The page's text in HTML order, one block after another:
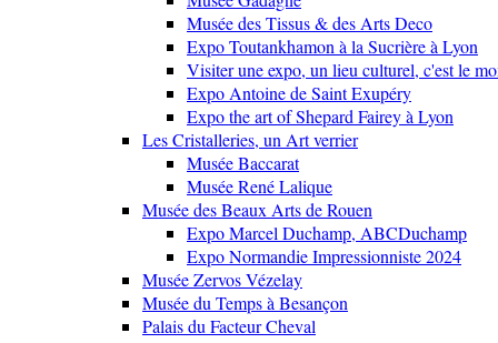
Musée des Tissus & des Arts Deco
Expo Toutankhamon à la Sucrière à Lyon
Visiter une expo, un lieu culturel, c'est le
Expo Antoine de Saint Exupéry
Expo the art of Shepard Fairey à Lyon
Les Cristalleries, un Art verrier
Musée Baccarat
Musée René Lalique
Musée des Beaux Arts de Rouen
Expo Marcel Duchamp, ABCDuchamp
Expo Normandie Impressionniste 2024
Musée Zervos Vézelay
Musée du Temps à Besançon
Palais du Facteur Cheval